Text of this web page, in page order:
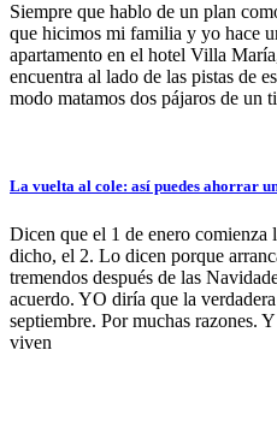
Siempre que hablo de un plan
que hicimos mi familia y yo hace
apartamento en el hotel Villa
encuentra al lado de las pistas de
modo matamos dos pájaros de un
La vuelta al cole: así puedes ahorrar
Dicen que el 1 de enero comienza
dicho, el 2. Lo dicen porque
tremendos después de las
acuerdo. YO diría que la
septiembre. Por muchas razones.
viven